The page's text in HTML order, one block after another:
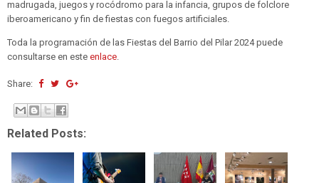
madrugada, juegos y rocódromo para la infancia, grupos de folclore
iberoamericano y fin de fiestas con fuegos artificiales.
Toda la programación de las Fiestas del Barrio del Pilar 2024 puede
consultarse en este enlace.
Share:
Related Posts: